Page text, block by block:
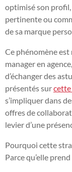
optimisé son
pertinente ou
de sa marque
Ce phénomène est
manager en
d’échanger des
présentés sur
s’impliquer dans
offres de
levier d’une
Pourquoi cette
Parce qu’elle